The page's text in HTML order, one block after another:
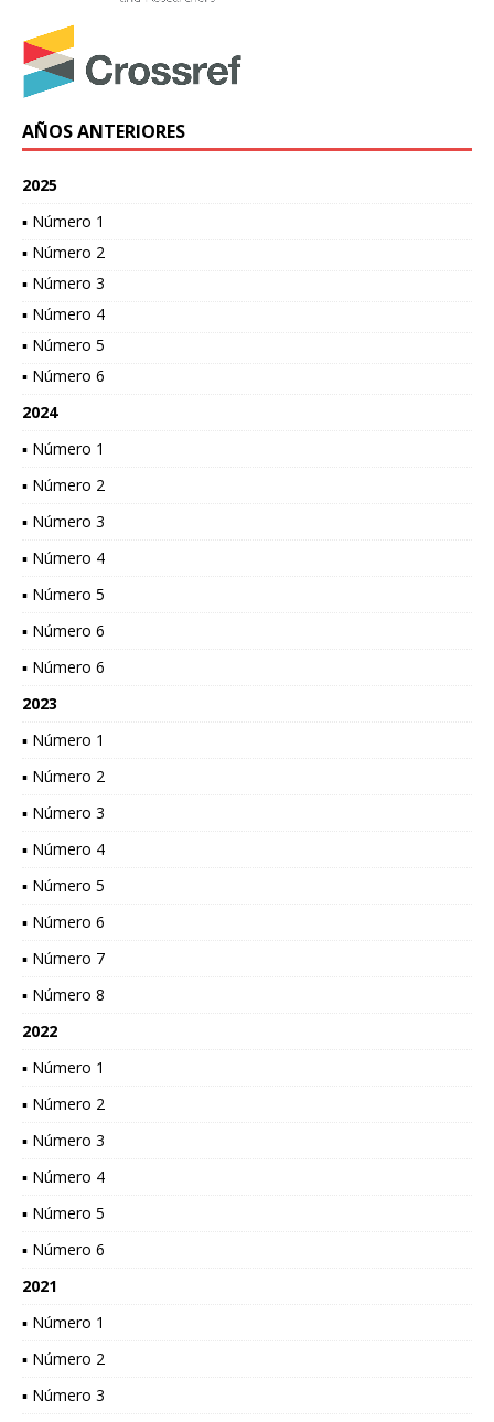
AÑOS ANTERIORES
2025
▪ Número 1
▪ Número 2
▪ Número 3
▪ Número 4
▪ Número 5
▪ Número 6
2024
▪ Número 1
▪ Número 2
▪ Número 3
▪ Número 4
▪ Número 5
▪ Número 6
▪ Número 6
2023
▪ Número 1
▪ Número 2
▪ Número 3
▪ Número 4
▪ Número 5
▪ Número 6
▪ Número 7
▪ Número 8
2022
▪ Número 1
▪ Número 2
▪ Número 3
▪ Número 4
▪ Número 5
▪ Número 6
2021
▪ Número 1
▪ Número 2
▪ Número 3